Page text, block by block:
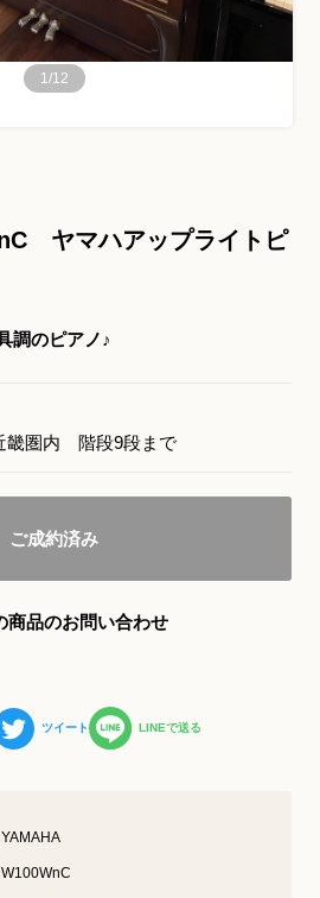
合わせ総合窓口
6252-0432
寺町3丁目3−4
YouTube 公式チャンネル
ピアノ弾き比べ、過去のコンサートな
1/12
ヤマハアップライトピ
調のピアノ♪
畿圏内 階段9段まで
ご成約済み
商品のお問い合わせ
ツイート LINEで送る
YAMAHA
W100WnC